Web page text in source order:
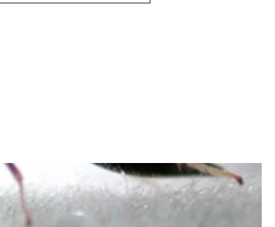
document